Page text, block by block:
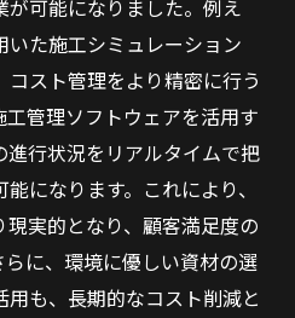
と活用
いアプローチ
とその実践方法
技術的支援
の効率化戦略
築くための舗装工事の秘
る技術の選定
可能になりました。例え
いた施工シミュレーション
スト管理をより精密に行う
管理ソフトウェアを活用す
行状況をリアルタイムで把
になります。これにより、
実的となり、顧客満足度の
に、環境に優しい資材の選
も、長期的なコスト削減と